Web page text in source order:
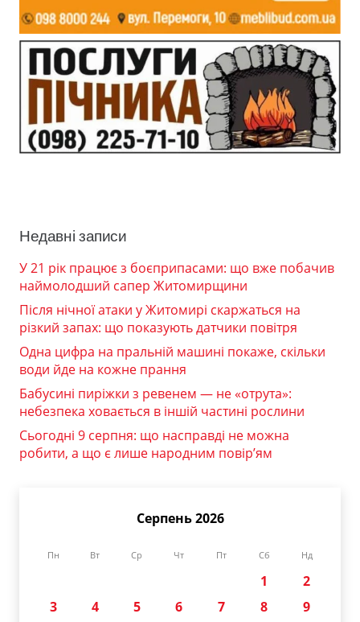
Недавні записи
У 21 рік працює з боєприпасами: що вже побачив
наймолодший сапер Житомирщини
Після нічної атаки у Житомирі скаржаться на
різкий запах: що показують датчики повітря
Одна цифра на пральній машині покаже, скільки
води йде на кожне прання
Бабусині пиріжки з ревенем — не «отрута»:
небезпека ховається в іншій частині рослини
Сьогодні 9 серпня: що насправді не можна
робити, а що є лише народним повір’ям
Серпень 2026
Пн Вт Ср Чт Пт Сб Нд
1
2
3
4 5 6 7 8
9